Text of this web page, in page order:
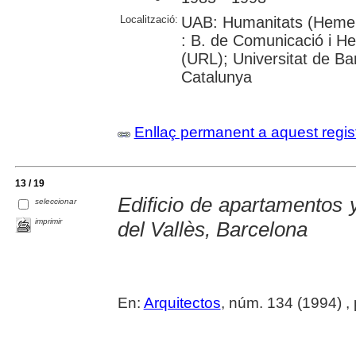
Localització: UAB: Humanitats
: B. de Comunicació i
(URL); Universitat de
Catalunya
Enllaç permanent a aquest
13 / 19
seleccionar
imprimir
Edificio de apartamentos
del Vallès, Barcelona
En: Arquitectos, núm. 134 (1994) ,